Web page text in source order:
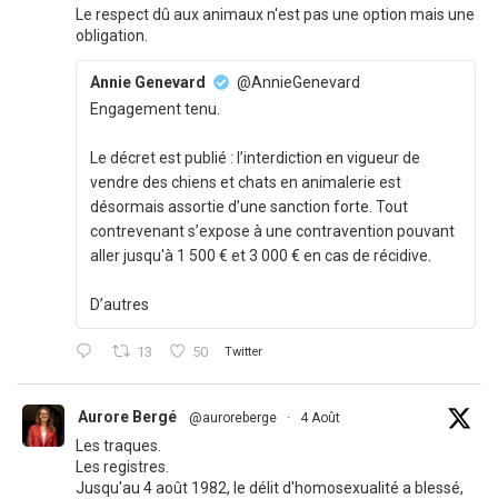
Le respect dû aux animaux n'est pas une option mais une
obligation.
Annie Genevard
@AnnieGenevard
Engagement tenu.
Le décret est publié : l’interdiction en vigueur de
vendre des chiens et chats en animalerie est
désormais assortie d’une sanction forte. Tout
contrevenant s’expose à une contravention pouvant
aller jusqu'à 1 500 € et 3 000 € en cas de récidive.
D’autres
13 50 Twitter
Aurore Bergé @auroreberge · 4 Août
Les traques.
Les registres.
Jusqu'au 4 août 1982, le délit d'homosexualité a blessé,